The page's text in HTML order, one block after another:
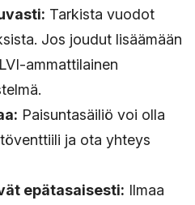
Tarkista vuodot
Jos joudut lisäämään
ammattilainen
Paisuntasäiliö voi olla
ja ota yhteys
epätasaisesti: Ilmaa